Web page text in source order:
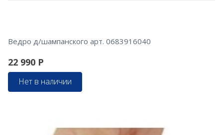
Ведро д/шампанского арт. 0683916040
22 990 Р
Нет в наличии